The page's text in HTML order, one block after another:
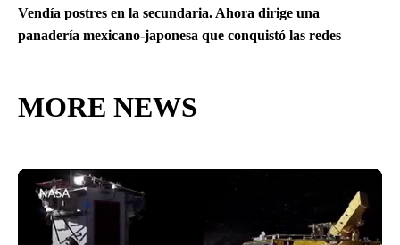
Vendía postres en la secundaria. Ahora dirige una
panadería mexicano-japonesa que conquistó las redes
MORE NEWS